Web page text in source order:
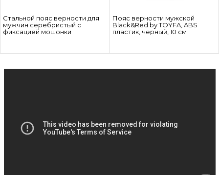
Стальной пояс верности для
мужчин серебристый с
фиксацией мошонки
Пояс верности мужской
Black&Red by TOYFA, ABS
пластик, черный, 10 см